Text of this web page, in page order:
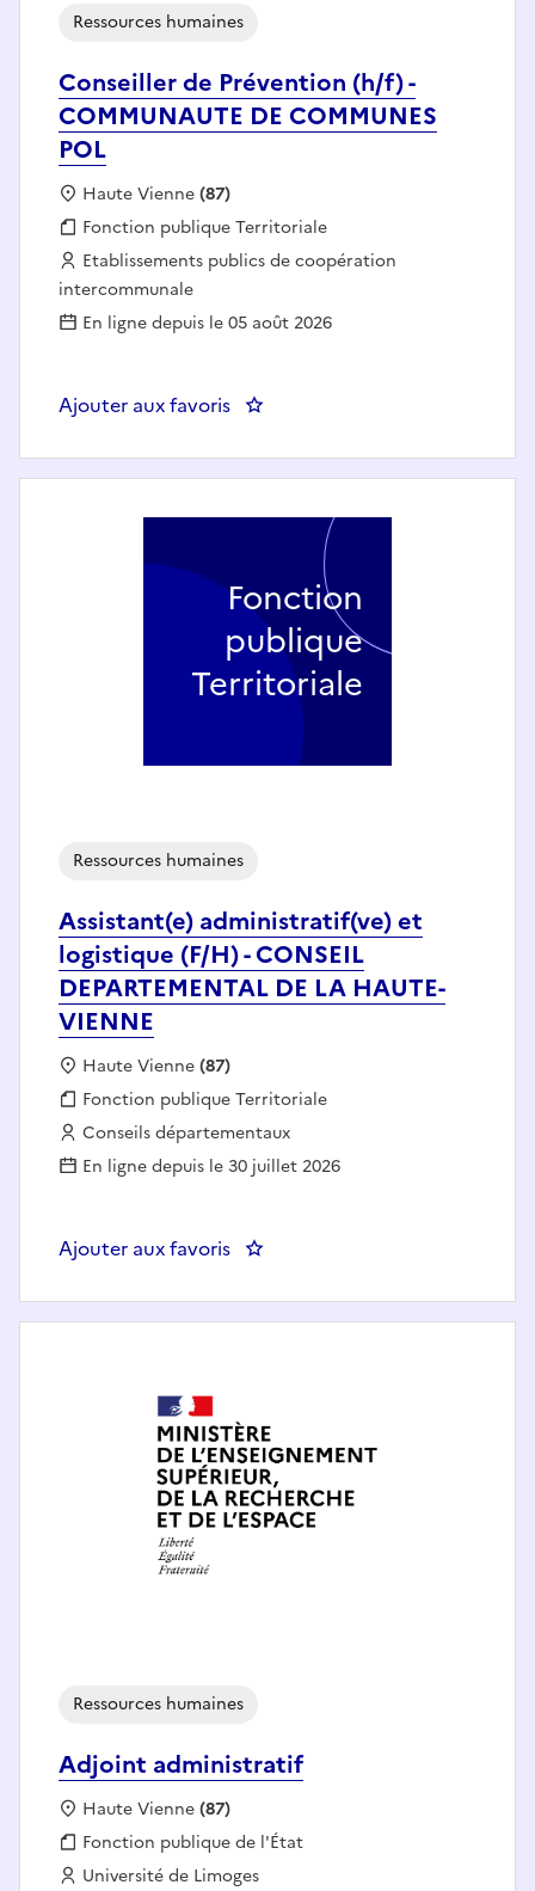
Conseiller de Prévention (h/f) -
COMMUNAUTE DE COMMUNES
POL
Ressources humaines
Localisation :
Haute Vienne(87)
Fonction publique :
Fonction publique Territoriale
Employeur :
Etablissements publics de coopération
intercommunale
En ligne depuis le 05 août 2026
Ajouter aux favoris
Assistant(e) administratif(ve) et
logistique (F/H) - CONSEIL
DEPARTEMENTAL DE LA HAUTE-
VIENNE
Ressources humaines
Localisation :
Haute Vienne(87)
Fonction publique :
Fonction publique Territoriale
Employeur :
Conseils départementaux
En ligne depuis le 30 juillet 2026
Ajouter aux favoris : Assistant(e) administratif(ve) et
Fonction
publique
Territoriale
Adjoint administratif
Ressources humaines
Localisation :
Haute Vienne(87)
Fonction publique :
Fonction publique de l'État
Employeur :
Université de Limoges